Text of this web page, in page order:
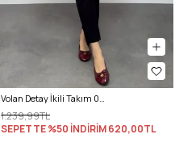
Volan Detay İkili Takım 0071 - SİYAH
1.239,99TL
SEPETTE %50 İNDİRİM620,00TL